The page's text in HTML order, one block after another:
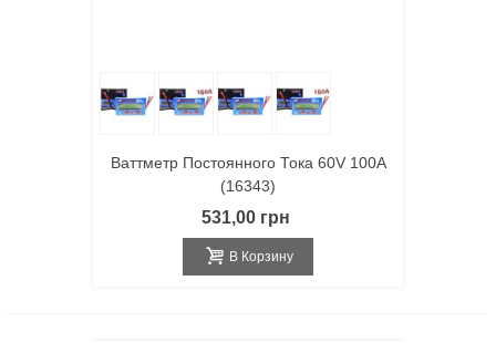
Ваттметр Постоянного Тока 60V 100A
(16343)
531,00 грн
В Корзину